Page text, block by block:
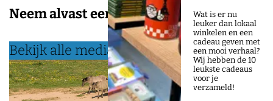
Wat is er nu
leuker dan lokaal
winkelen en een
cadeau geven met
een mooi verhaal?
Wij hebben de 10
leukste cadeaus
voor je
verzameld!
Neem alvast een kijkje
Bekijk alle media